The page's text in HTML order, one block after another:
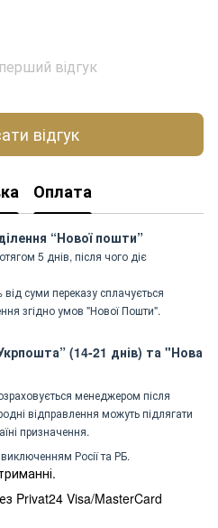
відгук
відгук
Оплата
“Нової пошти”
5 днів, після чого діє
від суми переказу сплачується
згідно умов "Нової Пошти".
(14-21 днів) та "Нова
менеджером після
відправлення можуть підлягати
призначення.
Росії та РБ.
Privat24 Visa/MasterCard